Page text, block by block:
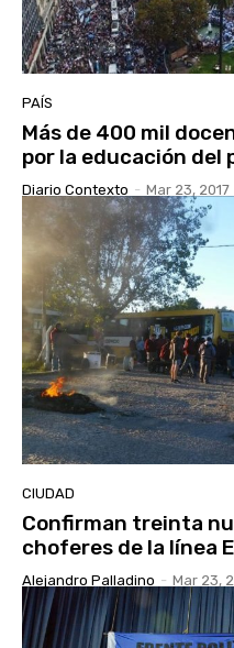
PAÍS
Más de 400 mil
por la educación del
Diario Contexto - Mar 23, 2017
CIUDAD
Confirman treinta
choferes de la línea
Alejandro Palladino - Mar 23,